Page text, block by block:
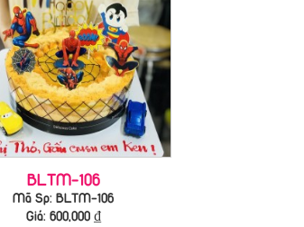
BLTM-106
Mã Sp: BLTM-106
Giá: 600,000₫